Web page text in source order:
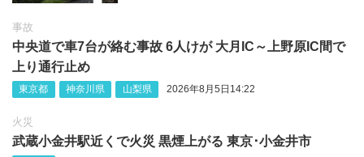
事故
中央道で車7台が絡む事故 6人けが 大月IC～上野原IC間で
上り通行止め
東京都 神奈川県 山梨県 2026年8月5日14:22
火災
武蔵小金井駅近くで火災 黒煙上がる 東京･小金井市